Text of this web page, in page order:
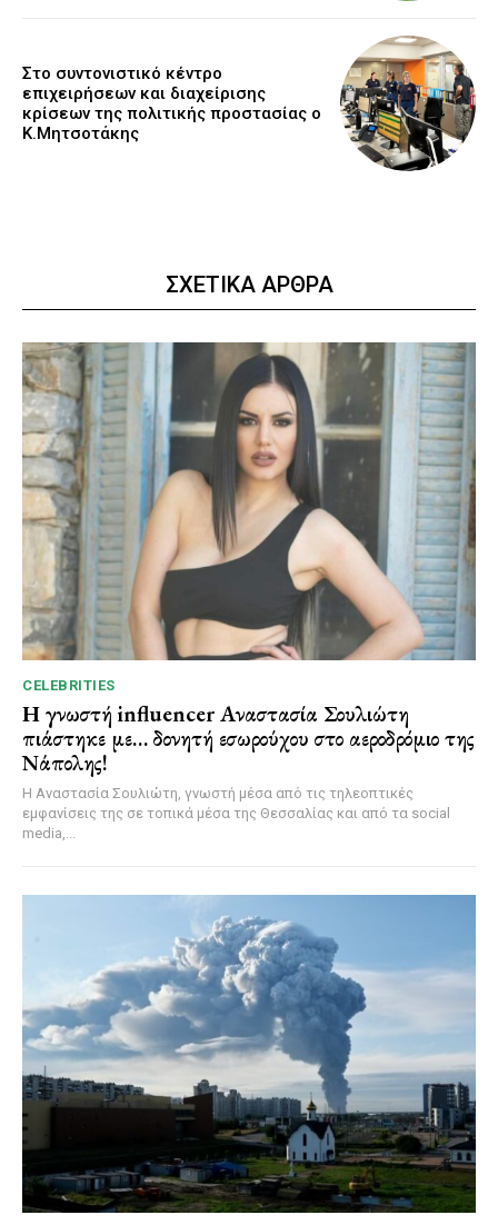
Στο συντονιστικό κέντρο
επιχειρήσεων και διαχείρισης
κρίσεων της πολιτικής προστασίας ο
Κ.Μητσοτάκης
ΣΧΕΤΙΚΑ ΑΡΘΡΑ
CELEBRITIES
Η γνωστή influencer Αναστασία Σουλιώτη
πιάστηκε με… δονητή εσωρούχου στο αεροδρόμιο της
Νάπολης!
Η Αναστασία Σουλιώτη, γνωστή μέσα από τις τηλεοπτικές
εμφανίσεις της σε τοπικά μέσα της Θεσσαλίας και από τα social
media,...